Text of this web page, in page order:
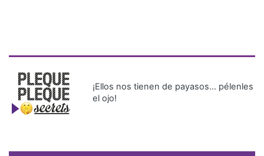
¡Ellos nos tienen de payasos… pélenles
el ojo!